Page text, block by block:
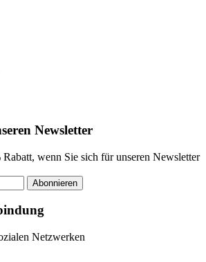
Newsletter
wenn Sie sich für unseren Newsletter
Abonnieren
Netzwerken